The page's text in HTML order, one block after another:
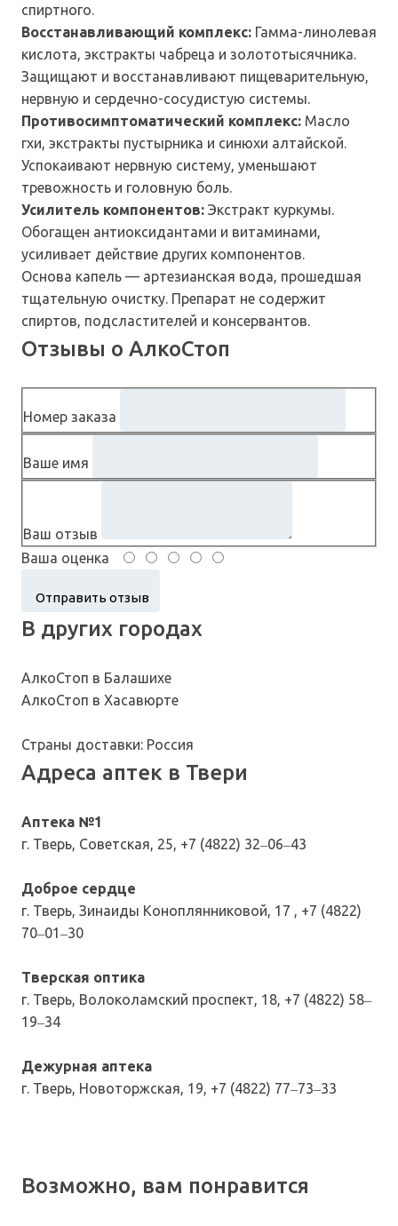
спиртного.
Восстанавливающий комплекс: Гамма-линолевая
кислота, экстракты чабреца и золототысячника.
Защищают и восстанавливают пищеварительную,
нервную и сердечно-сосудистую системы.
Противосимптоматический комплекс: Масло
гхи, экстракты пустырника и синюхи алтайской.
Успокаивают нервную систему, уменьшают
тревожность и головную боль.
Усилитель компонентов: Экстракт куркумы.
Обогащен антиоксидантами и витаминами,
усиливает действие других компонентов.
Основа капель — артезианская вода, прошедшая
тщательную очистку. Препарат не содержит
спиртов, подсластителей и консервантов.
Отзывы о АлкоСтоп
Номер заказа
Ваше имя
Ваш отзыв
Ваша оценка
В других городах
АлкоСтоп в Балашихе
АлкоСтоп в Хасавюрте
Страны доставки: Россия
Адреса аптек в Твери
Аптека №1
г. Тверь, Советская, 25, +7 (4822) 32‒06‒43
Доброе сердце
г. Тверь, Зинаиды Коноплянниковой, 17 , +7 (4822)
70‒01‒30
Тверская оптика
г. Тверь, Волоколамский проспект, 18, +7 (4822) 58‒
19‒34
Дежурная аптека
г. Тверь, Новоторжская, 19, +7 (4822) 77‒73‒33
Возможно, вам понравится